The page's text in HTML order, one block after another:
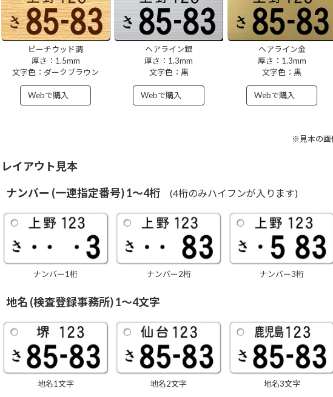
ピーチウッド調
厚さ：1.5mm
文字色：ダークブラウン
Webで購入
ヘアライン銀
厚さ：1.3mm
文字色：黒
Webで購入
ヘアライン金
厚さ：1.3mm
文字色：黒
Webで購入
※見本の画
レイアウト見本
ナンバー (一連指定番号) 1～4桁
(4桁のみハイフンが入ります)
ナンバー1桁 ナンバー2桁 ナンバー3桁
地名 (検査登録事務所) 1～4文字
地名1文字 地名2文字 地名3文字